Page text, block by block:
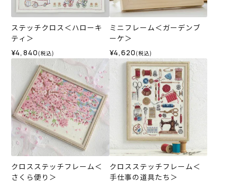
ステッチクロス＜ハローキ
ティ＞
¥4,840 (税込)
ミニフレーム＜ガーデンブ
ーケ＞
¥4,620 (税込)
クロスステッチフレーム＜
さくら便り＞
クロスステッチフレーム＜
手仕事の道具たち＞